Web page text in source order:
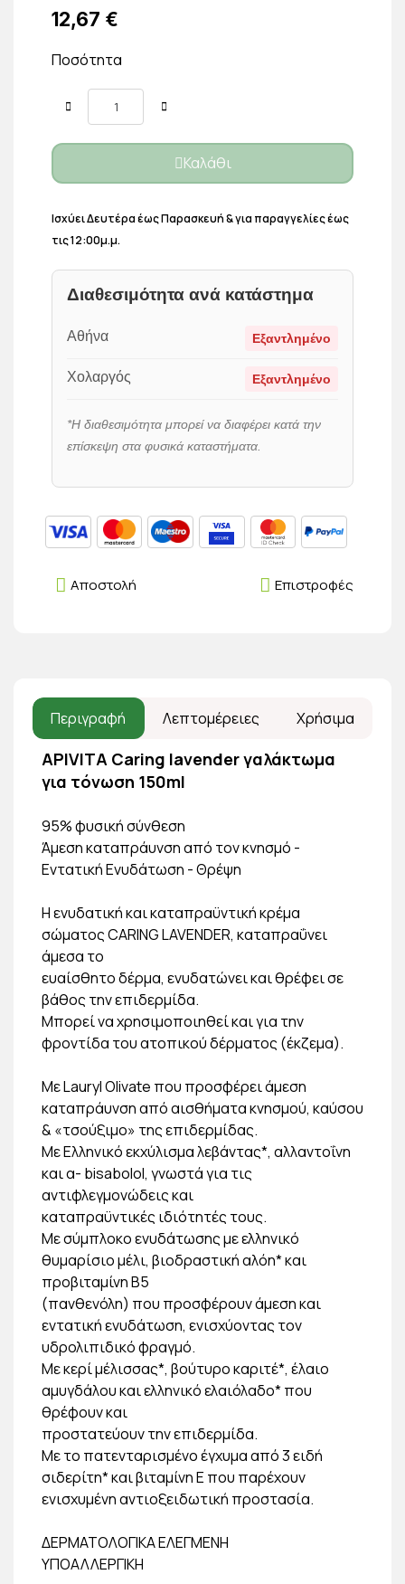
12,67 €
Ποσότητα
Καλάθι
Ισχύει Δευτέρα έως Παρασκευή & για παραγγελίες έως
τις 12:00μ.μ.
Διαθεσιμότητα ανά κατάστημα
Αθήνα Εξαντλημένο
Χολαργός Εξαντλημένο
*Η διαθεσιμότητα μπορεί να διαφέρει κατά την
επίσκεψη στα φυσικά καταστήματα.
Επιστροφές
Αποστολή
Περιγραφή Λεπτομέρειες Χρήσιμα
APIVITA Caring lavender γαλάκτωμα
για τόνωση 150ml
95% φυσική σύνθεση
Άμεση καταπράυνση από τον κνησμό -
Εντατική Ενυδάτωση - Θρέψη
Η ενυδατική και καταπραϋντική κρέμα
σώματος CARING LAVENDER, καταπραΰνει
άμεσα το
ευαίσθητο δέρμα, ενυδατώνει και θρέφει σε
βάθος την επιδερμίδα.
Μπορεί να χρησιμοποιηθεί και για την
φροντίδα του ατοπικού δέρματος (έκζεμα).
Με Lauryl Olivate που προσφέρει άμεση
καταπράυνση από αισθήματα κνησμού, καύσου
& «τσούξιμο» της επιδερμίδας.
Με Ελληνικό εκχύλισμα λεβάντας*, αλλαντοΐνη
και α- bisabolol, γνωστά για τις
αντιφλεγμονώδεις και
καταπραϋντικές ιδιότητές τους.
Με σύμπλοκο ενυδάτωσης με ελληνικό
θυμαρίσιο μέλι, βιοδραστική αλόη* και
προβιταμίνη B5
(πανθενόλη) που προσφέρουν άμεση και
εντατική ενυδάτωση, ενισχύοντας τον
υδρολιπιδικό φραγμό.
Με κερί μέλισσας*, βούτυρο καριτέ*, έλαιο
αμυγδάλου και ελληνικό ελαιόλαδο* που
θρέφουν και
προστατεύουν την επιδερμίδα.
Με το πατενταρισμένο έγχυμα από 3 ειδή
σιδερίτη* και βιταμίνη E που παρέχουν
ενισχυμένη αντιοξειδωτική προστασία.
ΔΕΡΜΑΤΟΛΟΓΙΚΑ ΕΛΕΓΜΕΝΗ
ΥΠΟΑΛΛΕΡΓΙΚΗ